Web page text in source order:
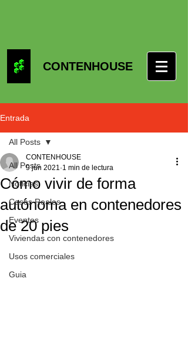
CONTENHOUSE
Entrada
All Posts
Noticias
Casos Reales
Eventos
Viviendas con contenedores
Usos comerciales
Guia
All Posts
Cómo vivir de forma
autónoma en contenedores
de 20 pies
CONTENHOUSE
9 jun 2021 1 min de lectura